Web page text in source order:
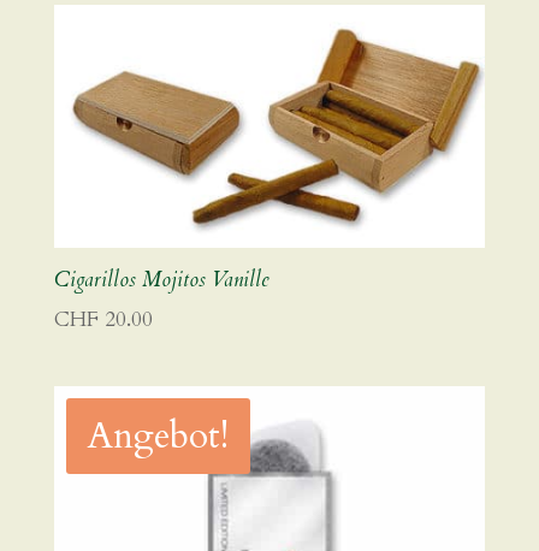
Cigarillos Mojitos Vanille
CHF 20.00
Angebot!